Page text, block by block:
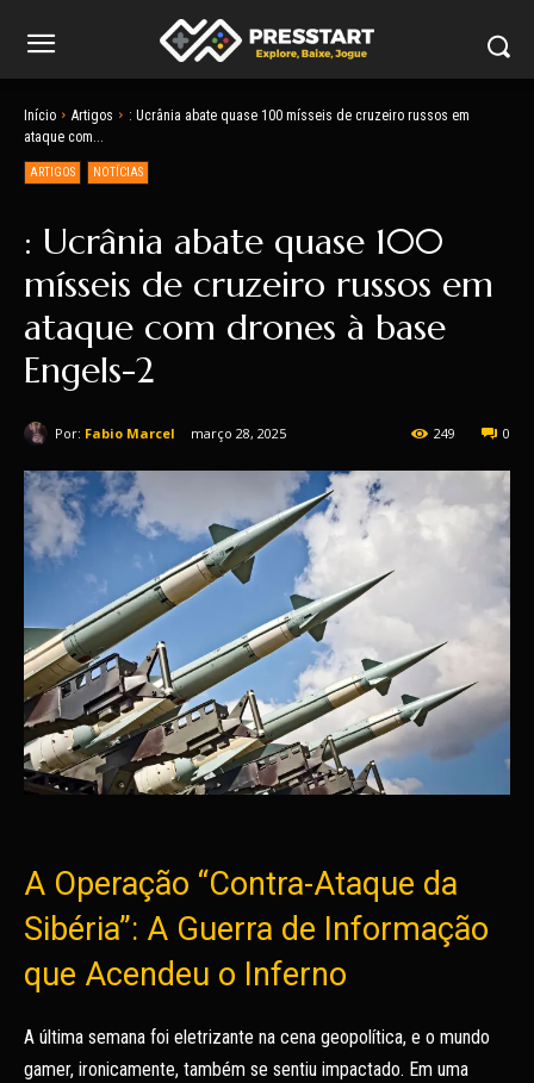
Início Artigos
: Ucrânia abate quase 100 mísseis de cruzeiro russos em
ataque com...
ARTIGOS NOTÍCIAS
: Ucrânia abate quase 100
mísseis de cruzeiro russos em
ataque com drones à base
Engels-2
Por: Fabio Marcel março 28, 2025 0
249
A Operação “Contra-Ataque da
Sibéria”: A Guerra de Informação
que Acendeu o Inferno
A última semana foi eletrizante na cena geopolítica, e o mundo
gamer, ironicamente, também se sentiu impactado. Em uma